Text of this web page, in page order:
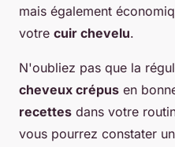
mais également
votre cuir chevelu.
N'oubliez pas que la
cheveux crépus en
recettes dans votre
vous pourrez constater